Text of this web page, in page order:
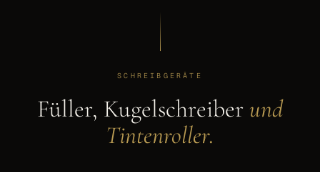
SCHREIBGERÄTE
Füller, Kugelschreiber und
Tintenroller.